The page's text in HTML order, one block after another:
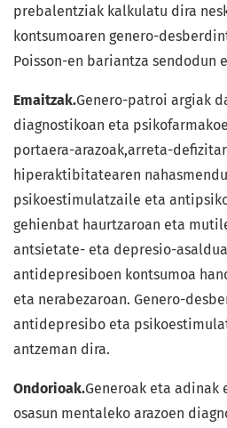
prebalentziak kalkulatu dira
kontsumoaren genero-
Poisson-en bariantza sendodun
Emaitzak.Genero-patroi argiak
diagnostikoan eta
portaera-arazoak,arreta-
hiperaktibitatearen
psikoestimulatzaile eta
gehienbat haurtzaroan eta
antsietate- eta depresio-
antidepresiboen kontsumoa
eta nerabezaroan. Genero-
antidepresibo eta
antzeman dira.
Ondorioak.Generoak eta adinak
osasun mentaleko arazoen